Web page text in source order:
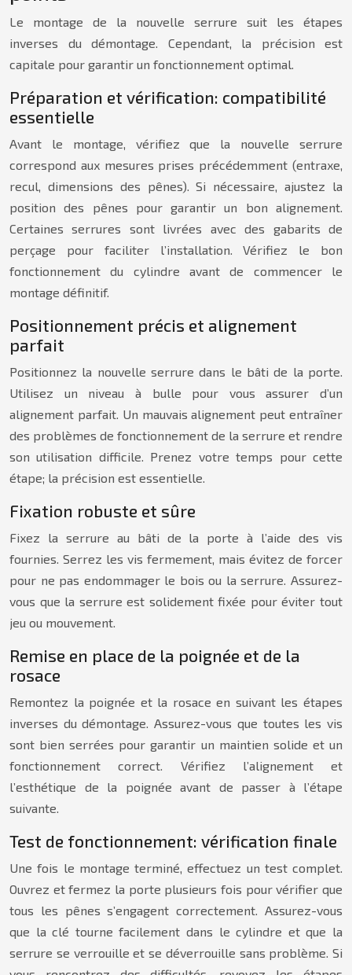
Le montage de la nouvelle serrure suit les étapes
inverses du démontage. Cependant, la précision est
capitale pour garantir un fonctionnement optimal.
Préparation et vérification: compatibilité
essentielle
Avant le montage, vérifiez que la nouvelle serrure
correspond aux mesures prises précédemment (entraxe,
recul, dimensions des pênes). Si nécessaire, ajustez la
position des pênes pour garantir un bon alignement.
Certaines serrures sont livrées avec des gabarits de
perçage pour faciliter l’installation. Vérifiez le bon
fonctionnement du cylindre avant de commencer le
montage définitif.
Positionnement précis et alignement
parfait
Positionnez la nouvelle serrure dans le bâti de la porte.
Utilisez un niveau à bulle pour vous assurer d’un
alignement parfait. Un mauvais alignement peut entraîner
des problèmes de fonctionnement de la serrure et rendre
son utilisation difficile. Prenez votre temps pour cette
étape; la précision est essentielle.
Fixation robuste et sûre
Fixez la serrure au bâti de la porte à l’aide des vis
fournies. Serrez les vis fermement, mais évitez de forcer
pour ne pas endommager le bois ou la serrure. Assurez-
vous que la serrure est solidement fixée pour éviter tout
jeu ou mouvement.
Remise en place de la poignée et de la
rosace
Remontez la poignée et la rosace en suivant les étapes
inverses du démontage. Assurez-vous que toutes les vis
sont bien serrées pour garantir un maintien solide et un
fonctionnement correct. Vérifiez l’alignement et
l’esthétique de la poignée avant de passer à l’étape
suivante.
Test de fonctionnement: vérification finale
Une fois le montage terminé, effectuez un test complet.
Ouvrez et fermez la porte plusieurs fois pour vérifier que
tous les pênes s’engagent correctement. Assurez-vous
que la clé tourne facilement dans le cylindre et que la
serrure se verrouille et se déverrouille sans problème. Si